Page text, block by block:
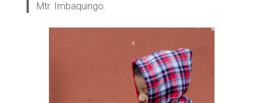
Mtr. Imbaquingo.